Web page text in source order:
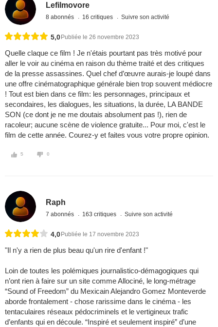
Lefilmovore
8 abonnés 16 critiques Suivre son activité
5,0 Publiée le 26 novembre 2023
Quelle claque ce film ! Je n'étais pourtant pas très motivé pour
aller le voir au cinéma en raison du thème traité et des critiques
de la presse assassines. Quel chef d’œuvre aurais-je loupé dans
une offre cinématographique générale bien trop souvent médiocre
! Tout est bien dans ce film: les personnages, principaux et
secondaires, les dialogues, les situations, la durée, LA BANDE
SON (ce dont je ne me doutais absolument pas !), rien de
racoleur; aucune scène de violence gratuite... Pour moi, c'est le
film de cette année. Courez-y et faites vous votre propre opinion.
5 0
Raph
7 abonnés 163 critiques Suivre son activité
4,0 Publiée le 17 novembre 2023
"Il n'y a rien de plus beau qu'un rire d'enfant !"
Loin de toutes les polémiques journalistico-démagogiques qui
n’ont rien à faire sur un site comme Allociné, le long-métrage
“Sound of Freedom” du Mexicain Alejandro Gomez Monteverde
aborde frontalement - chose rarissime dans le cinéma - les
tentaculaires réseaux pédocriminels et le vertigineux trafic
d’enfants qui en découle. “Inspiré et seulement inspiré” d’une